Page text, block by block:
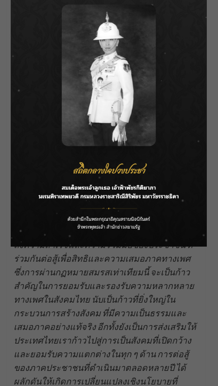
ทางการ ซึ่งไฮไลท์สำคัญ อยู่ที่การโยนช่อดอกไม้
ของคู่รัก LGBTQIAN+ 6 คู่ ในทำเนียบรัฐบาล ซึ่ง
ไม่เคยมีมาก่อนและเป็นครั้งแรกในประเทศไทย
ก่อนจะขึ้นรถแห่แรลลี่ “สมรสเท่าเทียม” รอบกรุงฯ
มาที่หอศิลปวัฒนธรรมแห่งกรุงเทพมหานคร เพื่อ
ร่วมเฉลิมฉลองแบบฉ่ำ ๆ พร้อมเปิดป้ายโลโก้
สมรสเท่าเทียมหรือ“สัญลักษณ์สมรสเท่าเทียม”
อย่างเป็นทางการ ที่บริเวณหน้าหอศิลปวัฒนธรรม
แห่งกรุงเทพมหานคร ซึ่งป้ายสัญลักษณ์นี้จะขึ้นอยู่
ตลอด Pride Month เดือนมิถุนายน 2567 นี้
วาดดาว – อรรณว์ ชุมาพร
กล่าวทิ้งท้ายว่า
ความสำเร็จที่ยิ่งใหญ่ที่พวกเรา
ชาว LGBTQIAN+ พยายามมาตลอดหลายปีจริง ๆ
เป็นการเฉลิมฉลองความสำเร็จอย่างเป็นทางการ
จากทุกภาคส่วน ดีใจที่เสียงของเราดังและทำ
สำเร็จแล้วในวันนี้ เราสามารถสร้างความเท่า
เทียมให้เกิดขึ้นในประเทศไทยได้ การแสดงออก
ถึงความสำเร็จและความร่วมมือของประชาชน ที่
ร่วมกันต่อสู้เพื่อสิทธิและความเสมอภาคทางเพศ
ซึ่งการผ่านกฏหมายสมรสเท่าเทียมนี้ จะเป็นก้าว
สำคัญในการยอมรับและรองรับความหลากหลาย
ทางเพศในสังคมไทย นับเป็นก้าวที่ยิ่งใหญ่ใน
กระบวนการสร้างสังคม ที่มีความเป็นธรรมและ
เสมอภาคอย่างแท้จริง อีกทั้งยังเป็นการส่งเสริมให้
ประเทศไทยเราก้าวไปสู่การเป็นสังคมที่เปิดกว้าง
และยอมรับความแตกต่างในทุก ๆ ด้าน การต่อสู้
ของภาคประชาชนที่ดำเนินมาตลอดหลายปี ได้
ผลักดันให้เกิดการเปลี่ยนแปลงเชิงนโยบายที่